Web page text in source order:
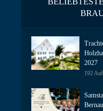
2027
192